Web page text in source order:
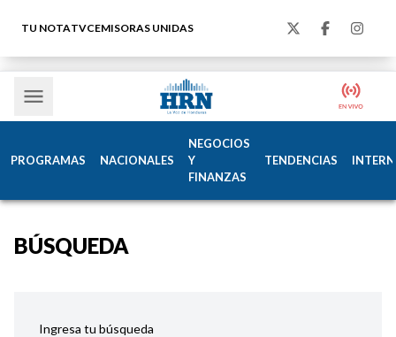
TU NOTATVCEMISORAS UNIDAS
PROGRAMAS NACIONALES
NEGOCIOS
Y
FINANZAS
TENDENCIAS
BÚSQUEDA
Ingresa tu búsqueda